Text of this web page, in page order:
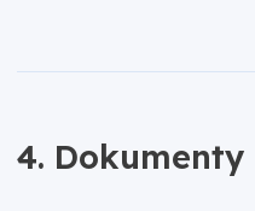
4. Dokumenty